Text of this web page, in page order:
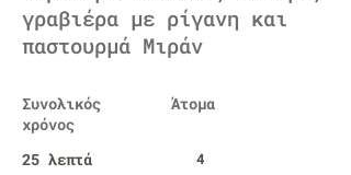
γραβιέρα με ρίγανη και
παστουρμά Μιράν
Συνολικός
χρόνος
25 λεπτά
Άτομα
4